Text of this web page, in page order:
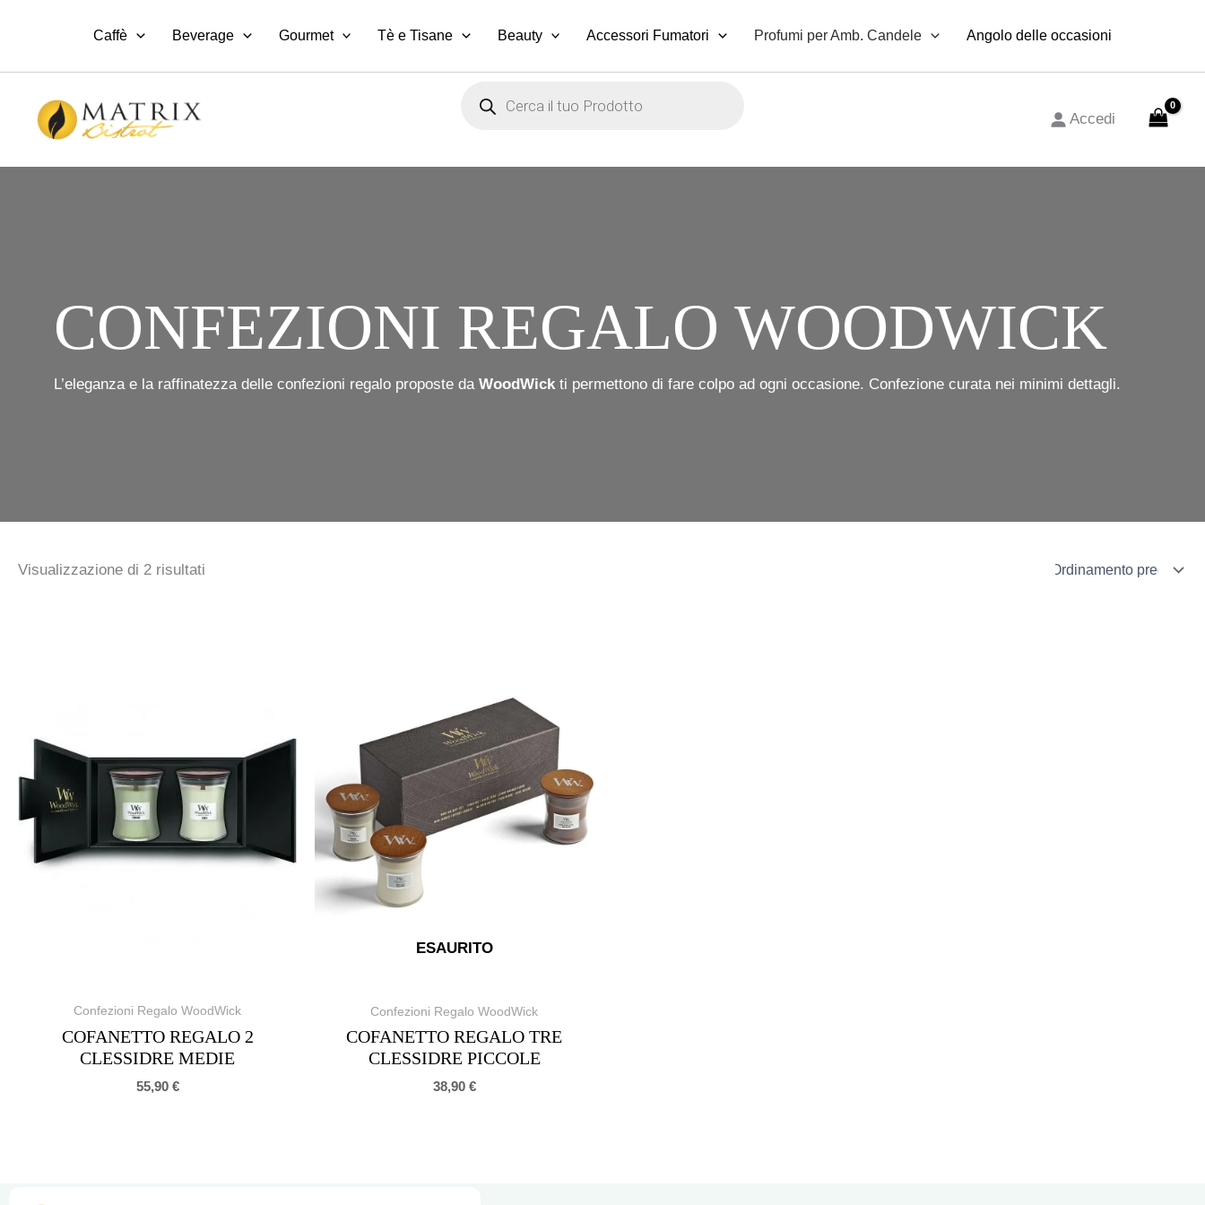
Caffè Beverage Gourmet Tè e Tisane Beauty Accessori Fumatori Profumi per Amb. Candele Angolo delle occasioni
search
Accedi
CONFEZIONI REGALO WOODWICK
L’eleganza e la raffinatezza delle confezioni regalo proposte da WoodWick ti permettono di fare colpo ad ogni occasione. Confezione curata nei minimi dettagli.
Visualizzazione di 2 risultati
Confezioni Regalo WoodWick
COFANETTO REGALO 2
CLESSIDRE MEDIE
55,90 €
ESAURITO
Confezioni Regalo WoodWick
COFANETTO REGALO TRE
CLESSIDRE PICCOLE
38,90 €